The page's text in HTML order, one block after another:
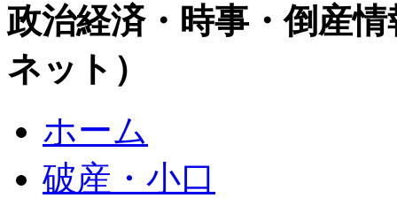
政治経済・時事・倒産
ネット）
ホーム
破産・小口